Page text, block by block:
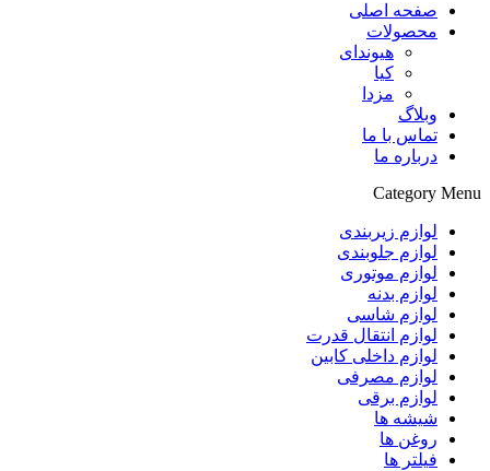
صفحه اصلی
محصولات
هیوندای
کیا
مزدا
وبلاگ
تماس با ما
درباره ما
Category Menu
لوازم زیربندی
لوازم جلوبندی
لوازم موتوری
لوازم بدنه
لوازم شاسی
لوازم انتقال قدرت
لوازم داخلی کابین
لوازم مصرفی
لوازم برقی
شیشه ها
روغن ها
فیلتر ها